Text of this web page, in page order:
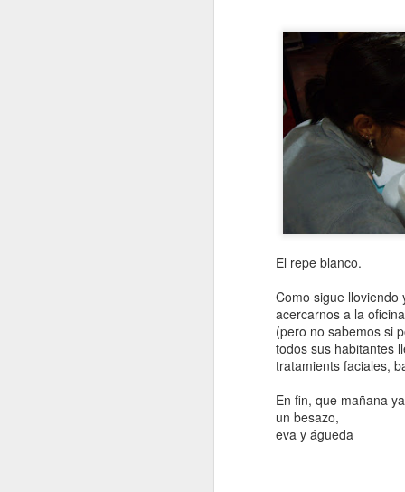
El repe blanco.
Como sigue
acercarnos a la
(pero no sabemos si
todos sus habitantes
tratamients faciales,
En fin, que mañana
un besazo,
eva y águeda